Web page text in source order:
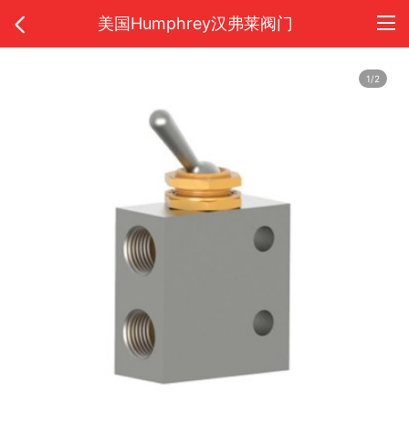
美国Humphrey汉弗莱阀门
1/2